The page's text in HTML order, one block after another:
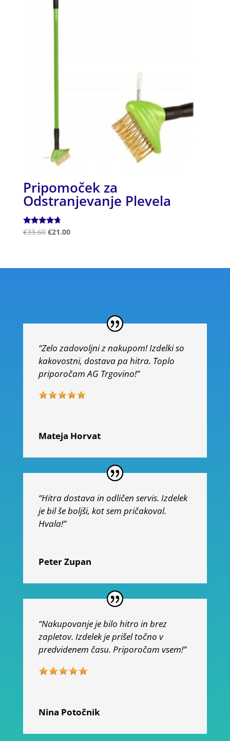
Pripomoček za
Odstranjevanje Plevela
Ocenjeno
€33.60 €21.00
“Zelo zadovoljni z nakupom! Izdelki so
kakovostni, dostava pa hitra. Toplo
priporočam AG Trgovino!”
Mateja Horvat
“Hitra dostava in odličen servis. Izdelek
je bil še boljši, kot sem pričakoval.
Hvala!”
Peter Zupan
“Nakupovanje je bilo hitro in brez
zapletov. Izdelek je prišel točno v
predvidenem času. Priporočam vsem!”
Nina Potočnik